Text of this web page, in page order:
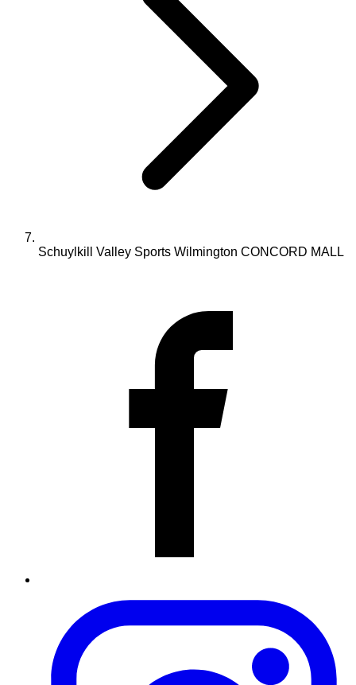
Schuylkill Valley Sports Wilmington CONCORD MALL